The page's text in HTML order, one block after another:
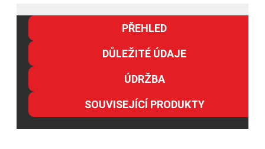
PŘEHLED
DŮLEŽITÉ ÚDAJE
ÚDRŽBA
SOUVISEJÍCÍ PRODUKTY